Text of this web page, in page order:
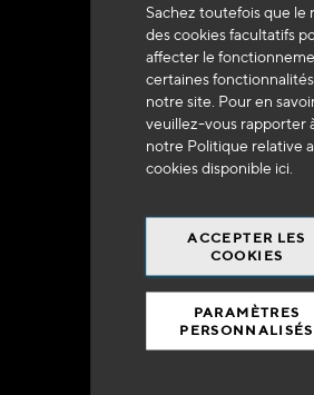
Sachez toutefois que le
des cookies facultatifs
affecter le
certaines
notre site. Pour en
veuillez-vous rapporter
notre Politique relative
cookies disponible ici
ACCEPTER LES
COOKIES
PARAMÈTRES
PERSONNALISÉS
Franco de port
à 250 euros*
90% du catalogue
en disponibilité
immédiate